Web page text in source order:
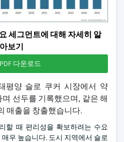
세그먼트에 대해 자세히 알
아보기
다운로드
평양 슬로 쿠커 시장에서 약
선두를 기록했으며, 같은 해
매출을 창출했습니다.
할 때 편리성을 확보하려는 수요
우 높습니다. 도시 지역에서 슬로